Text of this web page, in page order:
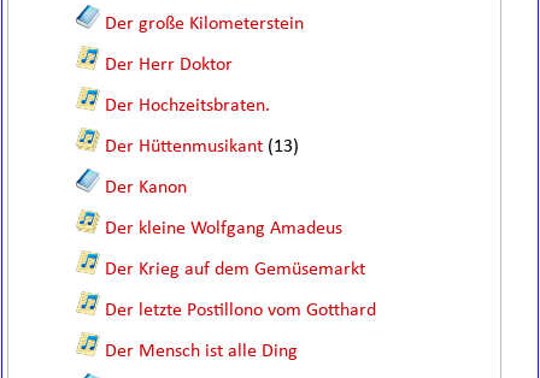
Der große Kilometerstein
Der Herr Doktor
Der Hochzeitsbraten.
Der Hüttenmusikant (13)
Der Kanon
Der kleine Wolfgang Amadeus
Der Krieg auf dem Gemüsemarkt
Der letzte Postillono vom Gotthard
Der Mensch ist alle Ding